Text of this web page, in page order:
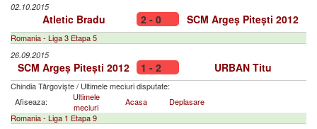
02.10.2015
Atletic Bradu 2 - 0 SCM Argeș Pitești 2012
Romania - Liga 3 Etapa 5
26.09.2015
SCM Argeș Pitești 2012 1 - 2 URBAN Titu
Chindia Târgoviște/ Ultimele meciuri disputate:
Afiseaza:
Ultimele
meciuri
Acasa
Deplasare
Romania - Liga 1 Etapa 9